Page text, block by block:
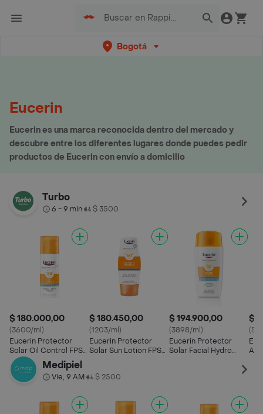
Bogotá
Eucerin
Eucerin es una marca reconocida dentro del mercado y
descubre entre los diferentes lugares donde puedes pedir
productos de Eucerin con envío a domicilio
Turbo
6 - 9 min• $ 3500
$ 180.000,00
(3600/ml)
Eucerin Protector
Solar Oil Control FPS
50 + Toque Seco
$ 180.450,00
(1203/ml)
Eucerin Protector
Solar Sun Lotion FPS
$ 194.900,00
(3898/ml)
Eucerin Protector
Solar Facial Hydro
$
Medipiel
Vie, 9 AM• $ 2500